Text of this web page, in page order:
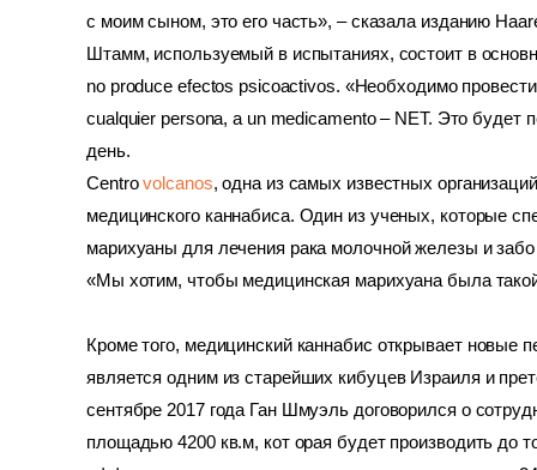
с моим сыном, это его часть», – сказала изданию
Штамм, используемый в испытаниях, состоит в
no produce efectos psicoactivos. «Необходимо
cualquier persona, a un medicamento – NET. Это будет
день.
Centro volcanos, одна из самых известных
медицинского каннабиса. Один из ученых, которые
марихуаны для лечения рака молочной железы и
«Мы хотим, чтобы медицинская марихуана была
Кроме того, медицинский каннабис открывает
является одним из старейших кибуцев Израиля и
сентябре 2017 года Ган Шмуэль договорился о
площадью 4200 кв.м, кот орая будет производить до